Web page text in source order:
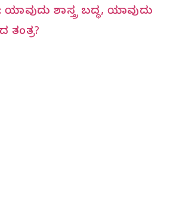
ಯಾವುದು ಶಾಸ್ತ್ರ ಬದ್ಧ, ಯಾವುದು